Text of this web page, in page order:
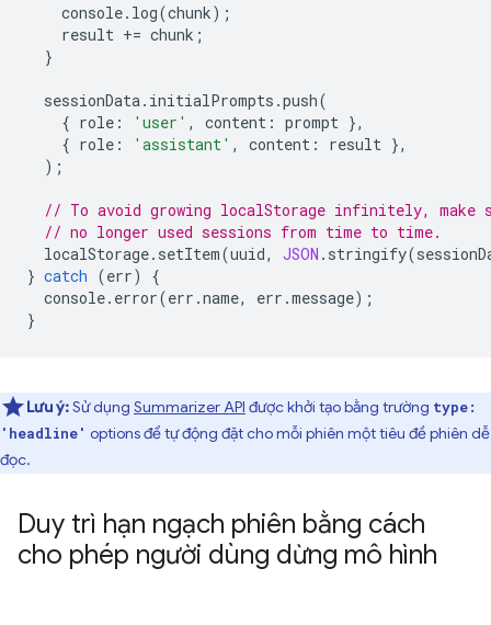
console. log(chunk);
result += chunk ;
}
sessionData. initialPrompts .push(
{ role : 'user' , content : prompt },
{ role : 'assistant' , content : result },
);
// To avoid growing localStorage infinitely, make
// no longer used sessions from time to time.
localStorage. setItem(uuid, JSON . stringify(
} catch (err)
{
console. error(err .name, err .message);
}
Lưu ý:Sử dụng Summarizer API được khởi tạo bằng trường type:
'headline' options để tự động đặt cho mỗi phiên một tiêu đề phiên dễ
đọc.
Duy trì hạn ngạch phiên bằng cách
cho phép người dùng dừng mô hình